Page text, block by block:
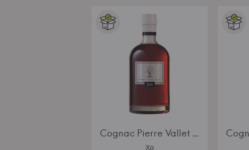
COURVOISIER
HENNESSY
CAMUS
REMY MARTIN
АРАРАТ
FRAPIN
Cognac Pierre Vallet XO
Xo